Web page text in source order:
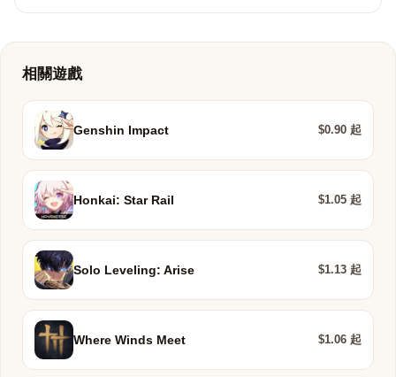
相關遊戲
Genshin Impact $0.90 起
Honkai: Star Rail $1.05 起
Solo Leveling: Arise $1.13 起
Where Winds Meet $1.06 起